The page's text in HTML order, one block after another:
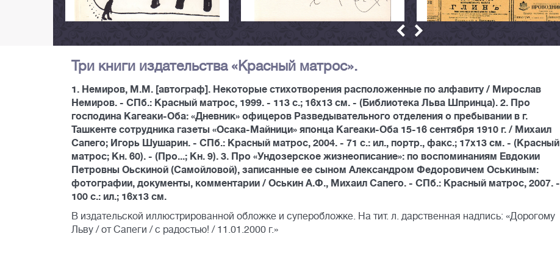
Три книги издательства «Красный матрос».
1. Немиров, М.М. [автограф]. Некоторые стихотворения расположенные по алфавиту / Мирослав
Немиров. - СПб.: Красный матрос, 1999. - 113 с.; 16х13 см. - (Библиотека Льва Шпринца). 2. Про
господина Кагеаки-Оба: «Дневник» офицеров Разведывательного отделения о пребывании в г.
Ташкенте сотрудника газеты «Осака-Майници» японца Кагеаки-Оба 15-16 сентября 1910 г. / Михаил
Сапего; Игорь Шушарин. - СПб.: Красный матрос, 2004. - 71 с.: ил., портр., факс.; 17х13 см. - (Красный
матрос; Кн. 60). - (Про...; Кн. 9). 3. Про «Ундозерское жизнеописание»: по воспоминаниям Евдокии
Петровны Оьскиной (Самойловой), записанные ее сыном Александром Федоровичем Оськиным:
фотографии, документы, комментарии / Оськин А.Ф., Михаил Сапего. - СПб.: Красный матрос, 2007. -
100 с.: ил.; 16х13 см.
В издательской иллюстрированной обложке и суперобложке. На тит. л. дарственная надпись: «Дорогому
Льву / от Сапеги / с радостью! / 11.01.2000 г.»